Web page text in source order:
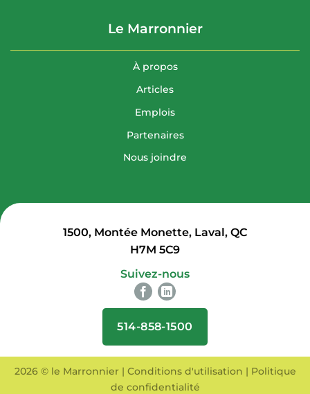
Le Marronnier
À propos
Articles
Emplois
Partenaires
Nous joindre
1500, Montée Monette, Laval, QC
H7M 5C9
Suivez-nous
514-858-1500
2026 © le Marronnier | Conditions d'utilisation | Politique
de confidentialité